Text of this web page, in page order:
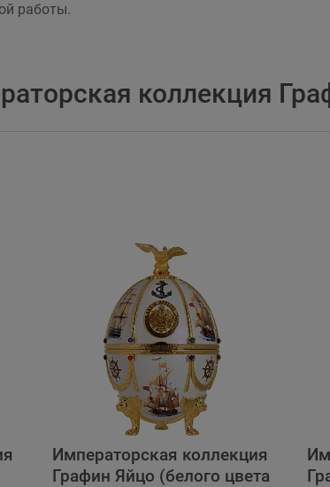
работы.
коллекция
Императорская коллекция
Графин Яйцо (белого цвета